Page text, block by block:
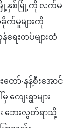
နှစ်မြို့ကို လက်မ
က်မှုများကို
ရေးတပ်များထံ
ော်-နန့်စီးအောင်
ကျေးရွာများ
း ဘေးလွတ်ရာသို့